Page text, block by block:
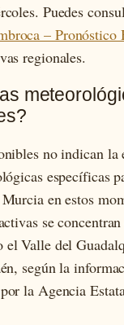
Puedes
– Pronóstico
regionales.
no indican la
específicas
en estos
se concentran
el Valle del
según la
la Agencia